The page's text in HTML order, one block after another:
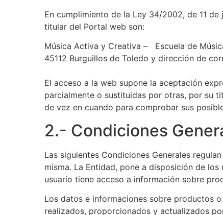
En cumplimiento de la Ley 34/2002, de 11
titular del Portal web son:
Música Activa y Creativa – Escuela de
45112 Burguillos de Toledo y dirección de
El acceso a la web supone la aceptación
parcialmente o sustituidas por otras, por su
de vez en cuando para comprobar sus
2.- Condiciones
Las siguientes Condiciones Generales
misma. La Entidad, pone a disposición de
usuario tiene acceso a información sobre
Los datos e informaciones sobre productos
realizados, proporcionados y actualizados